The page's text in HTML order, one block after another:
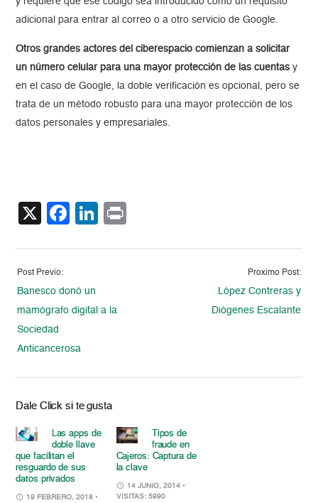
adicional para entrar al correo o a otro servicio de Google.
Otros grandes actores del ciberespacio comienzan a solicitar
un número celular para una mayor protección de las cuentas y
en el caso de Google, la doble verificación es opcional, pero se
trata de un método robusto para una mayor protección de los
datos personales y empresariales.
X Facebook
LinkedIn
Post Previo:
Banesco donó un
mamógrafo digital a la
Sociedad
Anticancerosa
Proximo Post:
López Contreras y
Diógenes Escalante
Dale Click si te gusta
Las apps de
doble llave
que facilitan el
resguardo de sus
datos privados
19 FEBRERO, 2018 •
Tipos de
fraude en
Cajeros: Captura de
la clave
14 JUNIO, 2014 •
VISITAS: 5990